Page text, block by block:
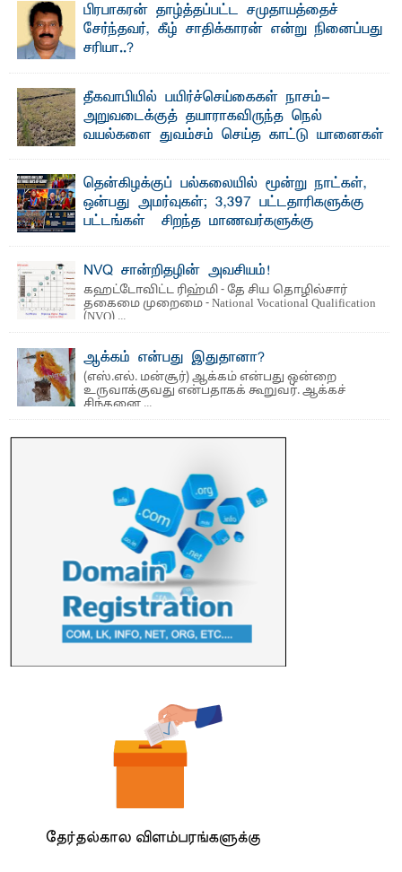
பாண்டிருப்பு ...பிரபாகரன் தாழ்த்தப்பட்ட சமுதாயத்தைச்
சேர்ந்தவர், கீழ் சாதிக்காரன் என்று நினைப்பது
சரியா..?
தீகவாபியில் பயிர்ச்செய்கைகள் நாசம்-
அறுவடைக்குத் தயாராகவிருந்த நெல்
வயல்களை துவம்சம் செய்த காட்டு யானைகள்
காணப்பட்ட பல ...தென்கிழக்குப் பல்கலையில் மூன்று நாட்கள்,
ஒன்பது அமர்வுகள்; 3,397 பட்டதாரிகளுக்கு
பட்டங்கள் – சிறந்த மாணவர்களுக்கு
மற்றும் சிறப்புப் பரிசுகள்
எம்.வை. அமீர்- ஒ லுவிலில் அமைந்துள்ள தென்கிழக்குப்
பல்கலைக்கழகத்தின் 18ஆவது பொதுப் பட்டமளிப்பு விழா ...
NVQ சான்றிதழின் அவசியம்!
கஹட்டோவிட்ட ரிஹ்மி - தே சிய தொழில்சார்
தகைமை முறைமை - National Vocational Qualification
(NVQ) ...
ஆக்கம் என்பது இதுதானா?
(எஸ்.எல். மன்சூர்) ஆக்கம் என்பது ஒன்றை
உருவாக்குவது என்பதாகக் கூறுவர். ஆக்கச்
சிந்தனை ...